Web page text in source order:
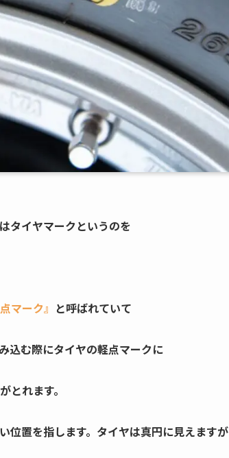
タイヤマークというのを
マーク』 と呼ばれていて
込む際にタイヤの軽点マークに
とれます。
位置を指します。タイヤは真円に見えますが